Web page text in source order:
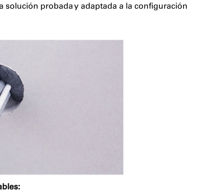
probada y adaptada a la configuración